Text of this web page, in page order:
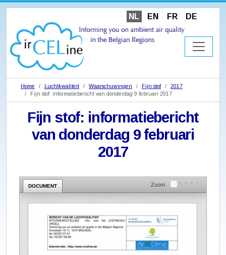
NL EN FR DE
Home Luchtkwaliteit Waarschuwingen Fijn stof
2017
Fijn stof: informatiebericht van donderdag 9 februari 2017
Fijn stof: informatiebericht
van donderdag 9 februari
2017
DOCUMENT Zoom